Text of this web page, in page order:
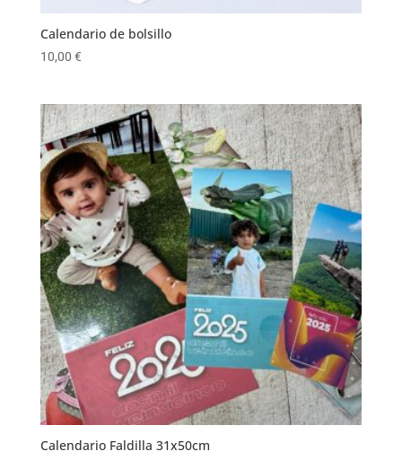
Calendario de bolsillo
10,00 €
Calendario Faldilla 31x50cm